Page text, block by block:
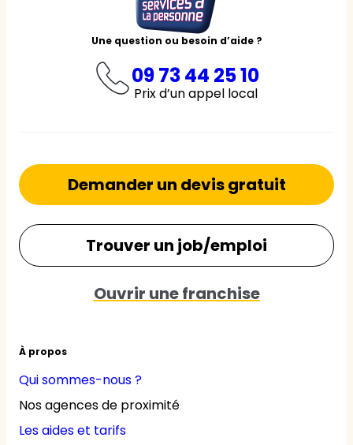
Une question ou besoin d’aide ?
09 73 44 25 10
Prix d’un appel local
À propos
Qui sommes-nous ?
Nos agences de proximité
Les aides et tarifs
Demander un devis gratuit
Trouver un job/emploi
Ouvrir une franchise